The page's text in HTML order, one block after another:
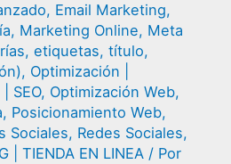
, Email Marketing,
, Marketing Online, Meta
etiquetas, título,
, Optimización |
SEO, Optimización Web,
, Posicionamiento Web,
Sociales, Redes Sociales,
| TIENDA EN LINEA / Por